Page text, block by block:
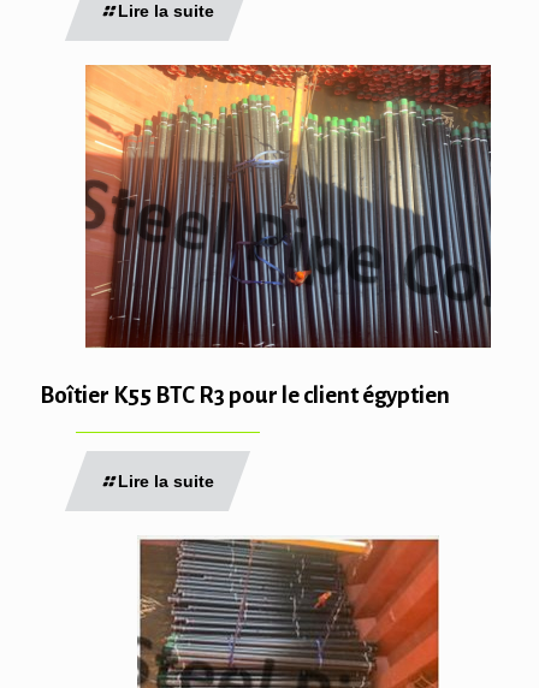
Lire la suite
Boîtier K55 BTC R3 pour le client égyptien
Lire la suite